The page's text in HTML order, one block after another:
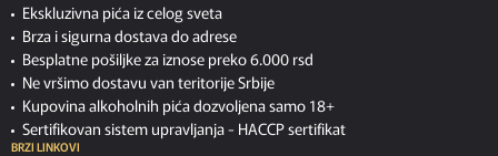
Ekskluzivna pića iz celog sveta
Brza i sigurna dostava do adrese
Besplatne pošiljke za iznose preko 6.000 rsd
Ne vršimo dostavu van teritorije Srbije
Kupovina alkoholnih pića dozvoljena samo 18+
Sertifikovan sistem upravljanja - HACCP sertifikat
BRZI LINKOVI